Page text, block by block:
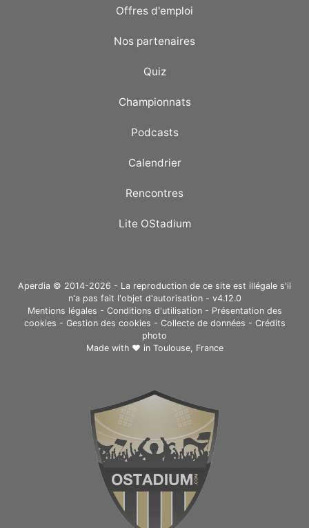
Offres d'emploi
Nos partenaires
Quiz
Championnats
Podcasts
Calendrier
Rencontres
Lite OStadium
Aperdia © 2014-2026 - La reproduction de ce site est illégale s'il
n'a pas fait l'objet d'autorisation - v4.12.0
Mentions légales - Conditions d'utilisation- Présentation des
cookies - Gestion des cookies - Collecte de données - Crédits
photo
Made with ❤ in Toulouse, France